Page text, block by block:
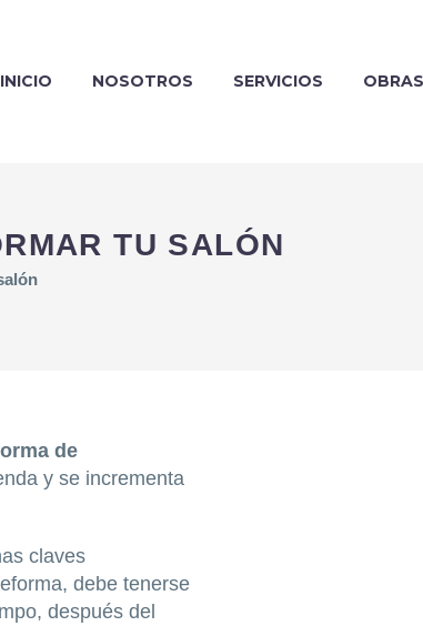
INICIO NOSOTROS SERVICIOS OBRAS
TU SALÓN
de
y se incrementa
claves
debe tenerse
después del